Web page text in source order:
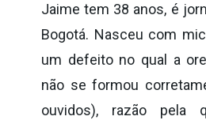
Jaime tem 38 anos, é
Bogotá. Nasceu com
um defeito no qual a
não se formou
ouvidos), razão pela